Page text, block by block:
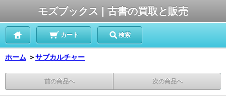
モズブックス | 古書の買取と販売
カート 検索
ホーム ＞サブカルチャー
前の商品へ 次の商品へ